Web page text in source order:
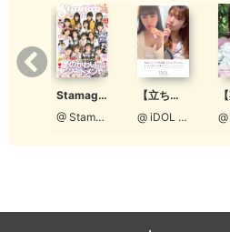
い日も雨の日も、 動物
がとうございます。 園
ちがいて お世話も大変
かげさまで動物さんたち
とてもしあわせです。
に、 がんばってくださ
コメントありがとうご
とても嬉しいです。製本
Stamaga★Fille 2021年12月発売号（通算第6号）
@ StamagaFille編集部
【立ち読み版】ロクセンチフィルム ＃おうちじかん
@ iDOL picture project